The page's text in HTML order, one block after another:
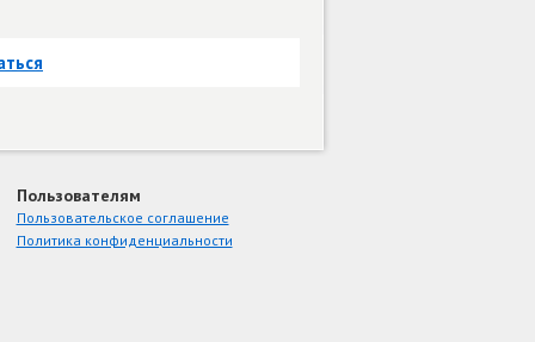
Пользователям
Пользовательское соглашение
Политика конфиденциальности